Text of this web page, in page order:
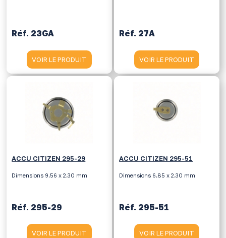
Réf. 23GA
VOIR LE PRODUIT
Réf. 27A
VOIR LE PRODUIT
ACCU CITIZEN 295-29
Dimensions 9.56 x 2.30 mm
Réf. 295-29
VOIR LE PRODUIT
ACCU CITIZEN 295-51
Dimensions 6.85 x 2.30 mm
Réf. 295-51
VOIR LE PRODUIT